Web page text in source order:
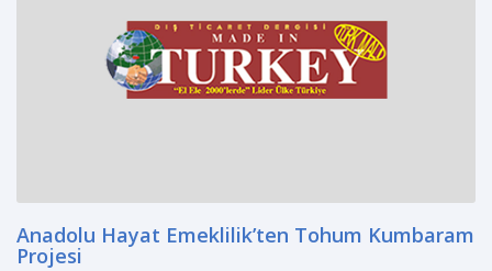
Anadolu Hayat Emeklilik’ten Tohum Kumbaram
Projesi